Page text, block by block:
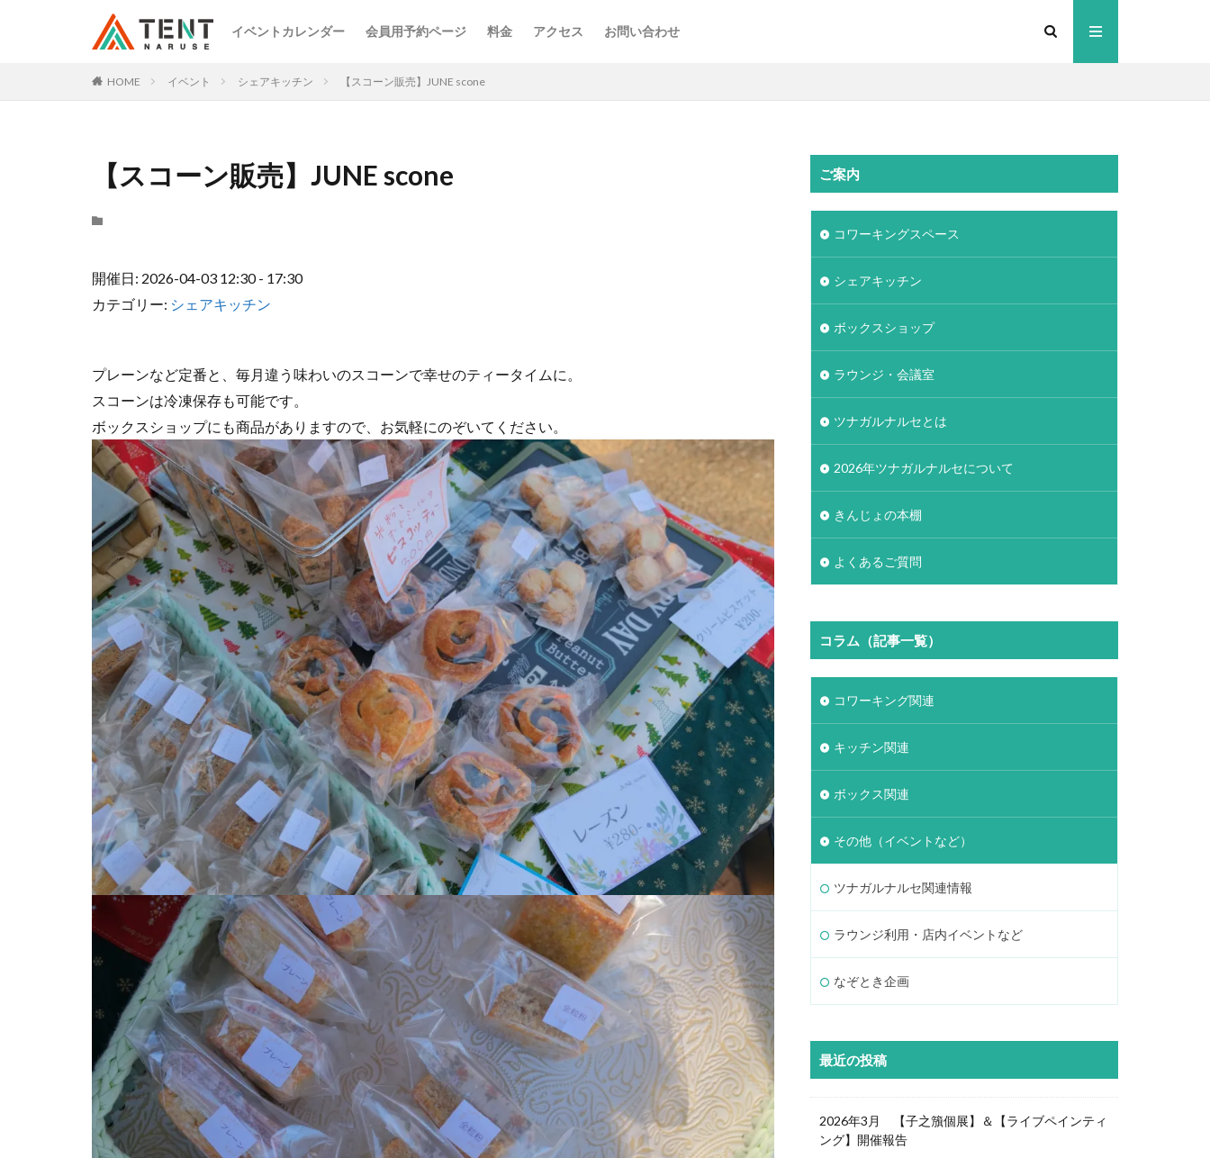
イベントカレンダー 会員用予約ページ 料金 アクセス お問い合わせ
HOME イベント シェアキッチン 【スコーン販売】JUNE scone
【スコーン販売】JUNE scone
開催日: 2026-04-03 12:30 - 17:30
カテゴリー: シェアキッチン
プレーンなど定番と、毎月違う味わいのスコーンで幸せのティータイムに。
スコーンは冷凍保存も可能です。
ボックスショップにも商品がありますので、お気軽にのぞいてください。
ご案内
コワーキングスペース
シェアキッチン
ボックスショップ
ラウンジ・会議室
ツナガルナルセとは
2026年ツナガルナルセについて
きんじょの本棚
よくあるご質問
コラム（記事一覧）
コワーキング関連
キッチン関連
ボックス関連
その他（イベントなど）
ツナガルナルセ関連情報
ラウンジ利用・店内イベントなど
なぞとき企画
最近の投稿
2026年3月 【子之籏個展】＆【ライブペインティ
ング】開催報告